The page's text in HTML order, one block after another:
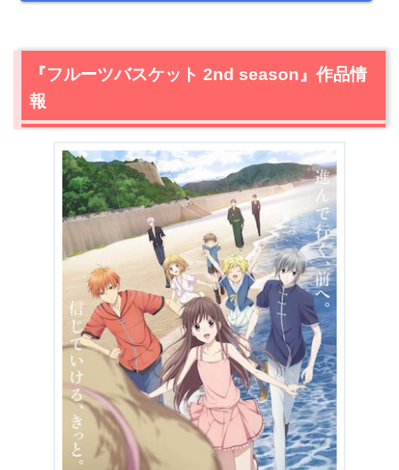
＼＼31日間無料!!お試し解約もOK／／
『フルーツバスケット 2nd season』作品情
報